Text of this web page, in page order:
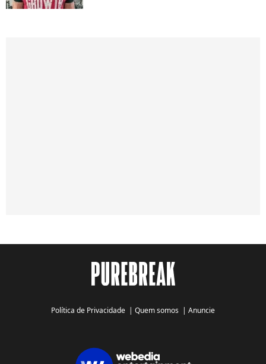
Política de Privacidade | Quem somos | Anuncie